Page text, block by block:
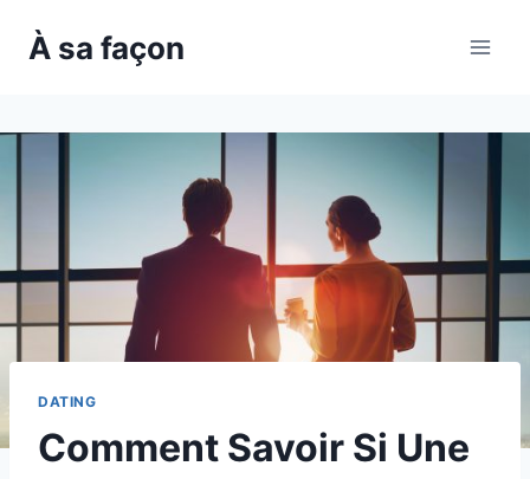
À sa façon
DATING
Comment Savoir Si Une